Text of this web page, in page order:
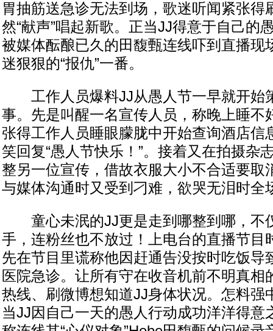
胃抽筋送急诊无法到场，歌迷听闻紧张得
然“献声”唱起新歌。正当JJ得意于自己的
被媒体酝酿已久的田馥甄连线吓到直播现
迷狠狠的“报仇”一番。
工作人员爆料JJ从愚人节一早就开始
事。先是叫醒一名宣传人员，称晚上睡不
张得工作人员睡眼朦胧中开始查询酒店信
笑回复“愚人节快乐！”。接着又在拍摄杂
整另一位宣传，借故衣服大小不合适要取
与媒体沟通时又受到刁难，欲哭无泪时全
童心未泯的JJ更是走到哪整到哪，不
手，连粉丝也不放过！上电台的直播节目
先在节目里谎称他因赶通告没按时吃饭导
医院急诊。让所有守在收音机前不明真相
热线、刷微博想知道JJ身体状况。怎料强
当JJ因自己一天的愚人行动成功洋洋得意